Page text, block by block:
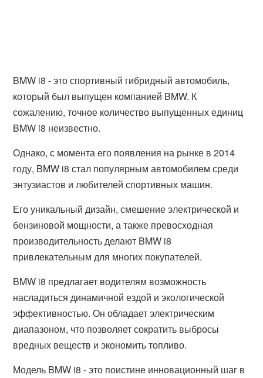
BMW i8 - это спортивный гибридный автомобиль,
который был выпущен компанией BMW. К
сожалению, точное количество выпущенных единиц
BMW i8 неизвестно.
Однако, с момента его появления на рынке в 2014
году, BMW i8 стал популярным автомобилем среди
энтузиастов и любителей спортивных машин.
Его уникальный дизайн, смешение электрической и
бензиновой мощности, а также превосходная
производительность делают BMW i8
привлекательным для многих покупателей.
BMW i8 предлагает водителям возможность
насладиться динамичной ездой и экологической
эффективностью. Он обладает электрическим
диапазоном, что позволяет сократить выбросы
вредных веществ и экономить топливо.
Модель BMW i8 - это поистине инновационный шаг в